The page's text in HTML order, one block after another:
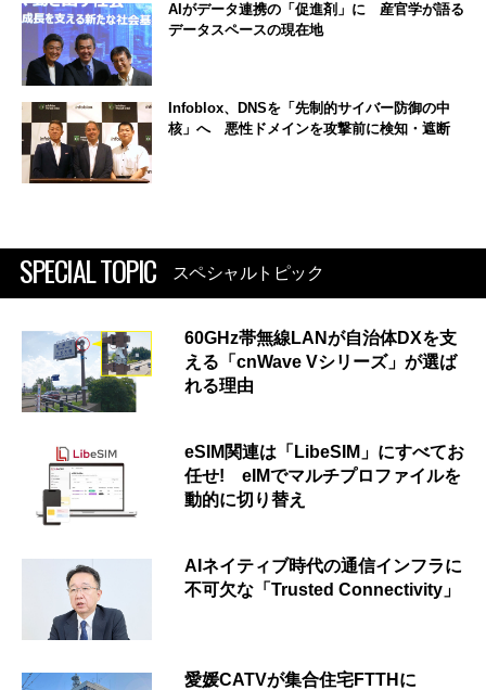
AIがデータ連携の「促進剤」に 産官学が語る
データスペースの現在地
Infoblox、DNSを「先制的サイバー防御の中
核」へ 悪性ドメインを攻撃前に検知・遮断
SPECIAL TOPIC スペシャルトピック
60GHz帯無線LANが自治体DXを支
える「cnWave Vシリーズ」が選ば
れる理由
eSIM関連は「LibeSIM」にすべてお
任せ! eIMでマルチプロファイルを
動的に切り替え
AIネイティブ時代の通信インフラに
不可欠な「Trusted Connectivity」
愛媛CATVが集合住宅FTTHに